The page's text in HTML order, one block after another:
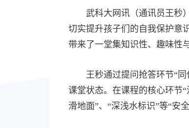
武科大网讯（通讯员王秒
切实提升孩子们的自我保护意
带来了一堂集知识性、趣味性
王秒通过提问抢答环节“
课堂状态。在课程的核心环节
滑地面”、“深浅水标识”等“安